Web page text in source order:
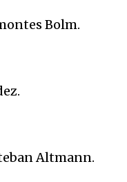
Bolm.
Altmann.